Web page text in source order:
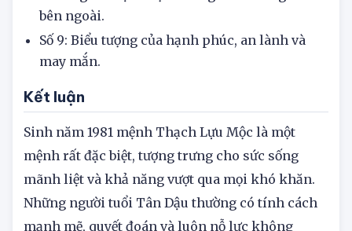
Số 8: Ngăn chặn được những ảnh hưởng xấu từ
bên ngoài.
Số 9: Biểu tượng của hạnh phúc, an lành và
Kết luận
Sinh năm 1981 mệnh Thạch Lựu Mộc là một
mệnh rất đặc biệt, tượng trưng cho sức sống
mãnh liệt và khả năng vượt qua mọi khó khăn.
Những người tuổi Tân Dậu thường có tính cách